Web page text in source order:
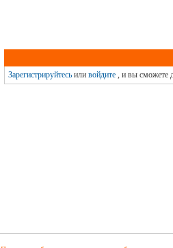
Зарегистрируйтесьили войдите, и вы сможете